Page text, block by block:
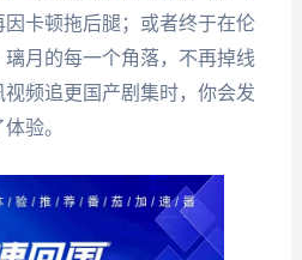
卡顿拖后腿；或者终于在伦
月的每一个角落，不再掉线
频追更国产剧集时，你会发
验。